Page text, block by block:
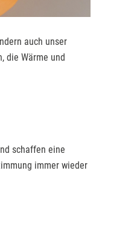
auch unser
die Wärme und
schaffen eine
immer wieder